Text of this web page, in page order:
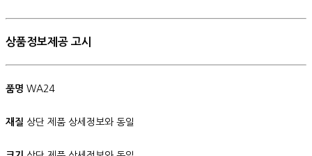
상품정보제공 고시
품명 WA24
재질 상단 제품 상세정보와 동일